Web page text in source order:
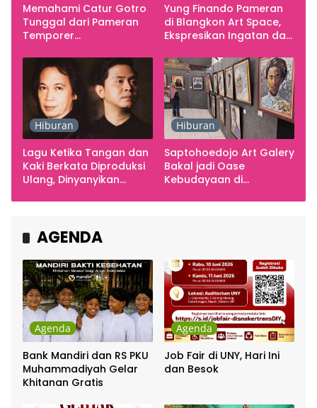
Memahami Catur Gotro
Tunggal dari Pameran
Temporer
Yung Finando Pameran
di Blangkon Art Space,
Ekspresikan Ingatan dan
Hiburan
Lagu Ketika Tangan dan
Kaki Berkata Diproduksi
Ulang, Dinyanyikan
Hiburan
Saptohoedojo Art Galery
Bakal jadi Oase
Kebudayaan di
AGENDA
Agenda
Bank Mandiri dan RS PKU
Muhammadiyah Gelar
Khitanan Gratis
Agenda
Job Fair di UNY, Hari Ini
dan Besok